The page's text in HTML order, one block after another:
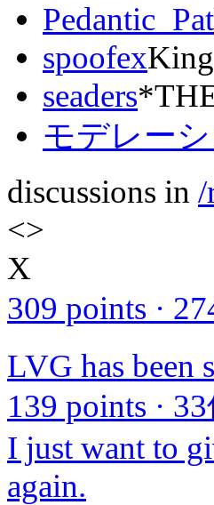
Pedantic_Pat
spoofex
seaders
モデレー
discussions in /
<>
X
309 points ·
LVG has been
139 points ·
I just want to
again.